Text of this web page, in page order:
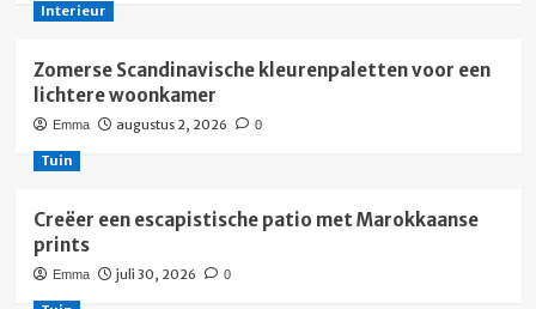
Interieur
Zomerse Scandinavische kleurenpaletten voor een
lichtere woonkamer
Emma augustus 2, 2026 0
Tuin
Creëer een escapistische patio met Marokkaanse
prints
Emma juli 30, 2026 0